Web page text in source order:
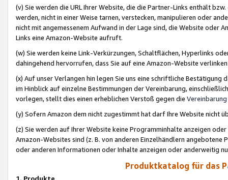
(v) Sie werden die URL Ihrer Website, die die Partner-Links enthält
werden, nicht in einer Weise tarnen, verstecken, manipulieren oder
nicht mit angemessenem Aufwand in der Lage sind, die Website oder
Links eine Amazon-Website aufruft.
(w) Sie werden keine Link-Verkürzungen, Schaltflächen, Hyperlinks
dahingehend hervorrufen, dass Sie auf eine Amazon-Website
(x) Auf unser Verlangen hin legen Sie uns eine schriftliche
im Hinblick auf einzelne Bestimmungen der Vereinbarung,
vorlegen, stellt dies einen erheblichen Verstoß gegen die Vereinbarung
(y) Sofern Amazon dem nicht zugestimmt hat darf Ihre Website nicht
(z) Sie werden auf Ihrer Website keine Programminhalte anzeigen
Amazon-Websites sind (z. B. von anderen Einzelhändlern
oder anderen Informationen oder Inhalte anzeigen oder anderweitig
Produktkatalog für das